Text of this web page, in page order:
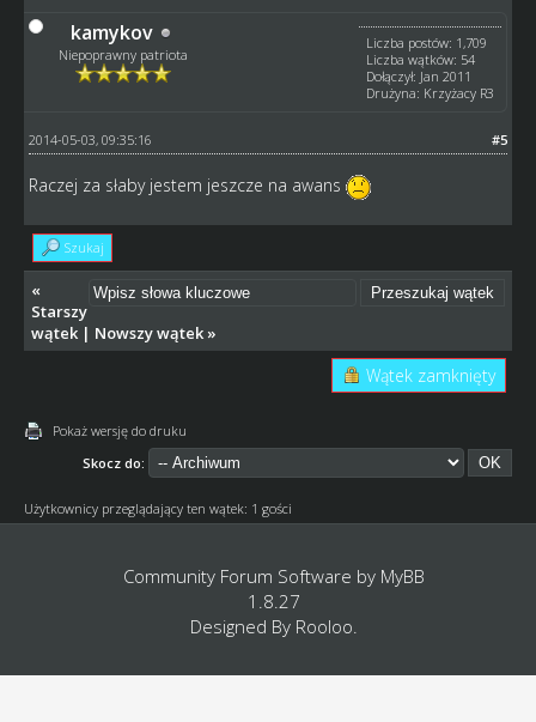
kamykov
Niepoprawny patriota
Liczba postów: 1,709
Liczba wątków: 54
Dołączył: Jan 2011
Drużyna: Krzyżacy R3
#5
2014-05-03, 09:35:16
Raczej za słaby jestem jeszcze na awans
Szukaj
«
Starszy
wątek| Nowszy wątek»
Wątek zamknięty
Pokaż wersję do druku
Skocz do:
Użytkownicy przeglądający ten wątek: 1 gości
Community Forum Software by MyBB
1.8.27
Designed By Rooloo.